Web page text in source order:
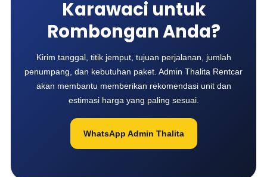
Karawaci untuk
Rombongan Anda?
Kirim tanggal, titik jemput, tujuan perjalanan, jumlah
penumpang, dan kebutuhan paket. Admin Thalita Rentcar
akan membantu memberikan rekomendasi unit dan
estimasi harga yang paling sesuai.
WhatsApp Admin Thalita